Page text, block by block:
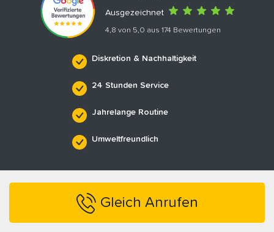
Ausgezeichnet
4,8 von 5,0 aus 174 Bewertungen
Diskretion & Nachhaltigkeit
24 Stunden Service
Jahrelange Routine
Umweltfreundlich
Gleich Anrufen